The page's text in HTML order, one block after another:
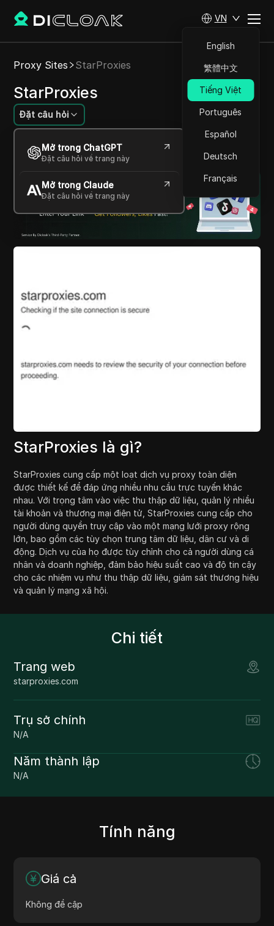
VN
English
繁體中文
Tiếng Việt
Português
Español
Deutsch
Français
Proxy Sites StarProxies
StarProxies
Đặt câu hỏi
Mở trong ChatGPT
Đặt câu hỏi về trang này
Mở trong Claude
Đặt câu hỏi về trang này
Cổng vào sự ẩn danh trực tuyến liền mạch của
bạn.
StarProxies là gì?
StarProxies cung cấp một loạt dịch vụ proxy toàn diện
được thiết kế để đáp ứng nhiều nhu cầu trực tuyến khác
nhau. Với trọng tâm vào việc thu thập dữ liệu, quản lý nhiều
tài khoản và thương mại điện tử, StarProxies cung cấp cho
người dùng quyền truy cập vào một mạng lưới proxy rộng
lớn, bao gồm các tùy chọn trung tâm dữ liệu, dân cư và di
động. Dịch vụ của họ được tùy chỉnh cho cả người dùng cá
nhân và doanh nghiệp, đảm bảo hiệu suất cao và độ tin cậy
cho các nhiệm vụ như thu thập dữ liệu, giám sát thương hiệu
và quản lý mạng xã hội.
Chi tiết
Trang web
starproxies.com
Trụ sở chính
N/A
Năm thành lập
N/A
Tính năng
Giá cả
Không đề cập